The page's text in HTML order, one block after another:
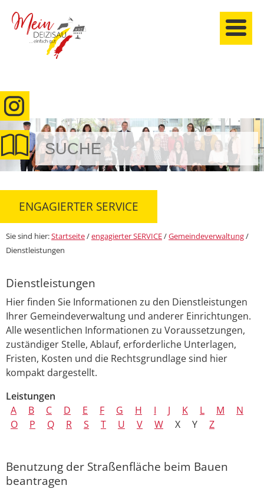
anmelden
ENGAGIERTER SERVICE
Sie sind hier:Startseite/engagierter SERVICE/Gemeindeverwaltung/
Dienstleistungen
Dienstleistungen
Hier finden Sie Informationen zu den Dienstleistungen
Ihrer Gemeindeverwaltung und anderer Einrichtungen.
Alle wesentlichen Informationen zu Voraussetzungen,
zuständiger Stelle, Ablauf, erforderliche Unterlagen,
Fristen, Kosten und die Rechtsgrundlage sind hier
kompakt dargestellt.
Leistungen
A
B C D E F G H I J K L M
N
O
P Q R S T U V W X Y Z
Benutzung der Straßenfläche beim Bauen
beantragen